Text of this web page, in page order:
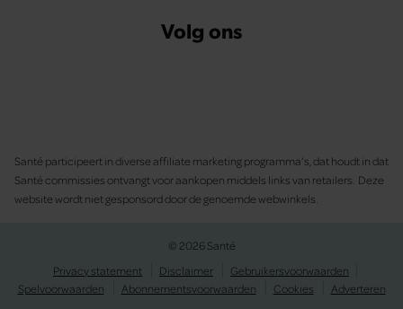
Volg ons
Santé participeert in diverse affiliate marketing programma’s, dat houdt in dat
Santé commissies ontvangt voor aankopen middels links van retailers. Deze
website wordt niet gesponsord door de genoemde webwinkels.
© 2026 Santé
Privacy statement
Disclaimer
Gebruikersvoorwaarden
Spelvoorwaarden
Abonnementsvoorwaarden Cookies
Adverteren